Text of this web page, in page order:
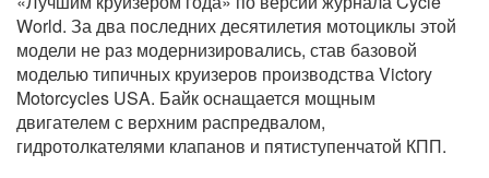
World. За два последних десятилетия мотоциклы этой
модели не раз модернизировались, став базовой
моделью типичных круизеров производства Victory
Motorcycles USA. Байк оснащается мощным
двигателем с верхним распредвалом,
гидротолкателями клапанов и пятиступенчатой КПП.